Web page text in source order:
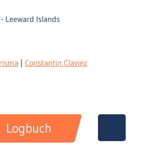
Leeward Islands
| Constantin Claviez
Logbuch